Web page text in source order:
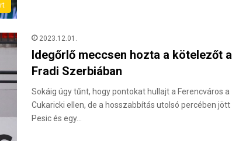
2023.12.01.
Idegőrlő meccsen hozta a kötelezőt a
Fradi Szerbiában
Sokáig úgy tűnt, hogy pontokat hullajt a Ferencváros a
Cukaricki ellen, de a hosszabbítás utolsó percében jött
Pesic és egy…